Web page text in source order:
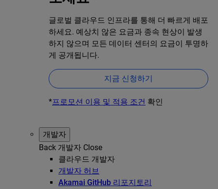
글로벌 클라우드 인프라를 통해 더 빠르게 배포
하세요. 예상치 않은 요금과 종속 현상이 발생
하지 않으며 모든 데이터 센터의 요금이 투명하
게 공개됩니다.
지금 신청하기
*프로모션 이용 및 적용 조건 확인
개발자
Back 개발자 Close
클라우드 개발자
개발자 허브
Akamai GitHub 리포지토리